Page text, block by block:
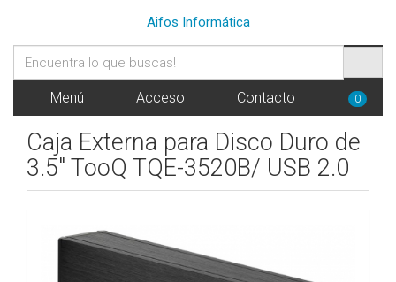
Aifos Informática
Menú Acceso Contacto 0
Caja Externa para Disco Duro de
3.5" TooQ TQE-3520B/ USB 2.0